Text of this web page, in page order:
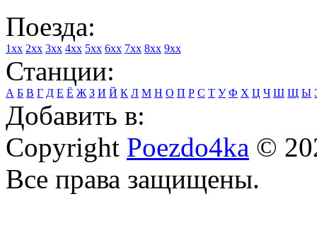
Поезда:
1xx 2xx 3xx 4xx 5xx 6xx 7xx 8xx 9xx
Станции:
А Б В Г Д Е Ё Ж З И Й К Л М Н О П Р С Т У Ф Х Ц Ч Ш Щ Ы
Добавить в:
Copyright Poezdo4ka ©
Все права защищены.